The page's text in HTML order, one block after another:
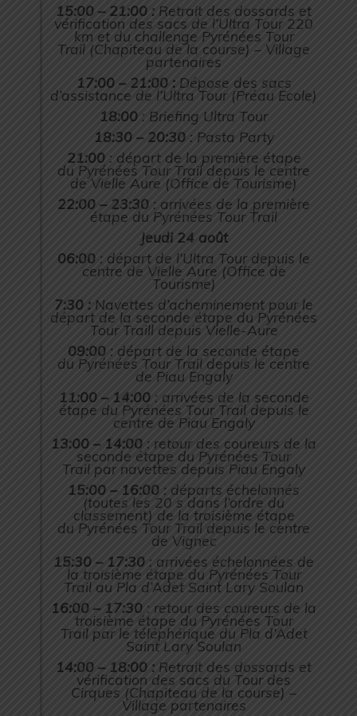
15:00 – 21:00 : Retrait des dossards et
vérification des sacs de l’Ultra Tour 220
km et du challenge Pyrénées Tour
Trail (Chapiteau de la course) – Village
partenaires
17:00 – 21:00 :Dépose des sacs
d’assistance de l’Ultra Tour (Préau Ecole)
18:00 : Briefing Ultra Tour
18:30 – 20:30 : Pasta Party
21:00: départ de la première étape
du Pyrénées Tour Trail depuis le centre
de Vielle Aure (Office de Tourisme)
22:00 – 23:30 : arrivées de la première
étape du Pyrénées Tour Trail
Jeudi 24 août
06:00 : départ de l’Ultra Tour depuis le
centre de Vielle Aure (Office de
Tourisme)
7:30 : Navettes d’acheminement pour le
départ de la seconde étape du Pyrénées
Tour Traill depuis Vielle-Aure
09:00 : départ de la seconde étape
du Pyrénées Tour Trail depuis le centre
de Piau Engaly
11:00 – 14:00: arrivées de la seconde
étape du Pyrénées Tour Trail depuis le
centre de Piau Engaly
13:00 – 14:00 : retour des coureurs de la
seconde étape du Pyrénées Tour
Trail par navettes depuis Piau Engaly
15:00 – 16:00 : départs échelonnés
(toutes les 20 s dans l’ordre du
classement) de la troisième étape
du Pyrénées Tour Trail depuis le centre
de Vignec
15:30 – 17:30 : arrivées échelonnées de
la troisième étape du Pyrénées Tour
Trail au Pla d’Adet Saint Lary Soulan
16:00 – 17:30 : retour des coureurs de la
troisième étape du Pyrénées Tour
Trail par le téléphérique du Pla d’Adet
Saint Lary Soulan
14:00 – 18:00 : Retrait des dossards et
vérification des sacs du Tour des
Cirques (Chapiteau de la course) –
Village partenaires